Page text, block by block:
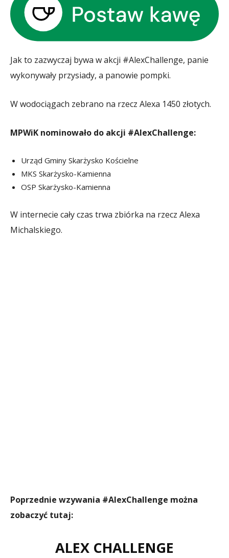
Jak to zazwyczaj bywa w akcji #AlexChallenge, panie
wykonywały przysiady, a panowie pompki.
W wodociągach zebrano na rzecz Alexa 1450 złotych.
MPWiK nominowało do akcji #AlexChallenge:
Urząd Gminy Skarżysko Kościelne
MKS Skarżysko-Kamienna
OSP Skarżysko-Kamienna
W internecie cały czas trwa zbiórka na rzecz Alexa
Michalskiego.
Poprzednie wzywania #AlexChallenge można
zobaczyć tutaj:
ALEX CHALLENGE